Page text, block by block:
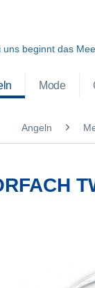
uns beginnt das
Mode
Angeln